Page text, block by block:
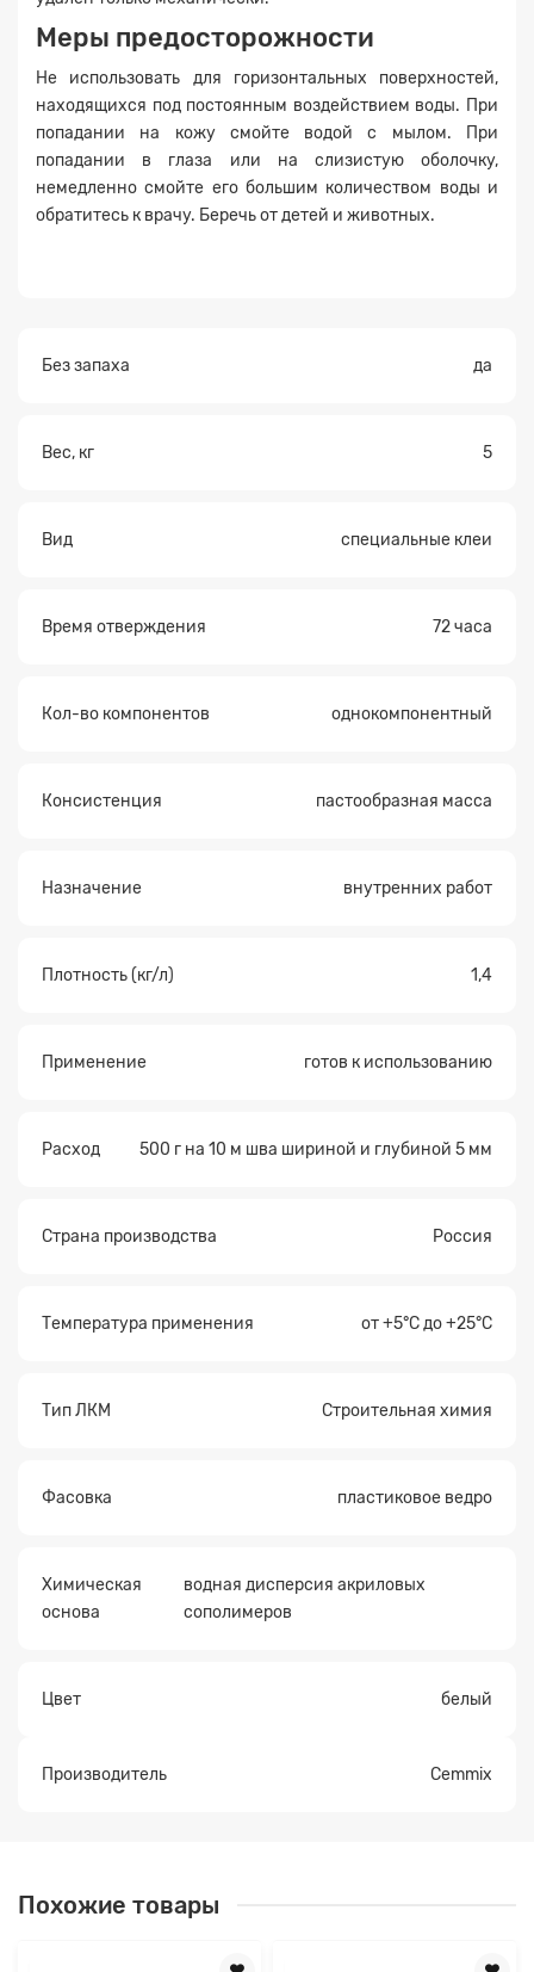
Меры предосторожности
Не использовать для горизонтальных поверхностей,
находящихся под постоянным воздействием воды. При
попадании на кожу смойте водой с мылом. При
попадании в глаза или на слизистую оболочку,
немедленно смойте его большим количеством воды и
обратитесь к врачу. Беречь от детей и животных.
Без запаха да
Вес, кг 5
Вид специальные клеи
Время отверждения 72 часа
Кол-во компонентов однокомпонентный
Консистенция пастообразная масса
Назначение внутренних работ
Плотность (кг/л) 1,4
Применение готов к использованию
Расход 500 г на 10 м шва шириной и глубиной 5 мм
Страна производства Россия
Температура применения от +5°C до +25°C
Тип ЛКМ Строительная химия
Фасовка пластиковое ведро
Химическая
основа
водная дисперсия акриловых
сополимеров
Цвет белый
Производитель Cemmix
Похожие товары